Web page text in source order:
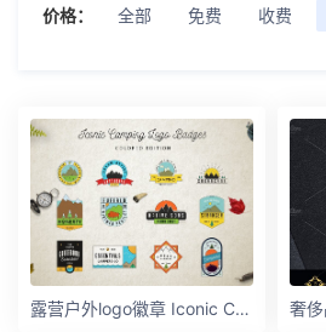
价格： 全部 免费 收费
露营户外logo徽章 Iconic Camping Logo Badges 2